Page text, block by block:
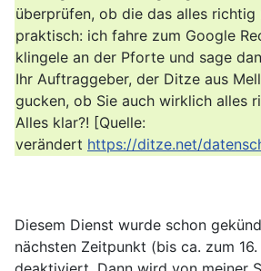
überprüfen, ob die das alles richtig
praktisch: ich fahre zum Google
klingele an der Pforte und sage
Ihr Auftraggeber, der Ditze aus
gucken, ob Sie auch wirklich alles
Alles klar?! [Quelle:
verändert https://ditze.net/
Diesem Dienst wurde schon
nächsten Zeitpunkt (bis ca. zum